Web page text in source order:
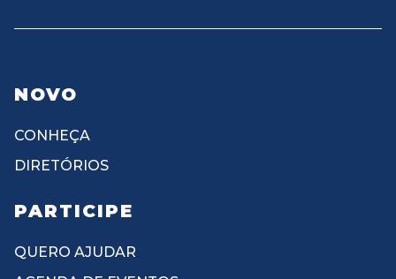
NOVO
CONHEÇA
DIRETÓRIOS
PARTICIPE
QUERO AJUDAR